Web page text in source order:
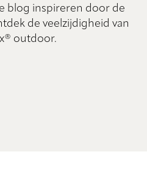
blog inspireren door de
de veelzijdigheid van
outdoor.